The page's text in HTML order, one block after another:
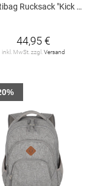
Rucksack "Kick Off"
44,95 €
inkl. MwSt. zzgl.Versand